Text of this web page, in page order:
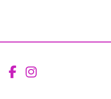
Aceder ao
Aceder ao